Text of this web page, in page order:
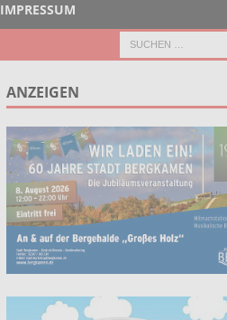
IMPRESSUM
ANZEIGEN